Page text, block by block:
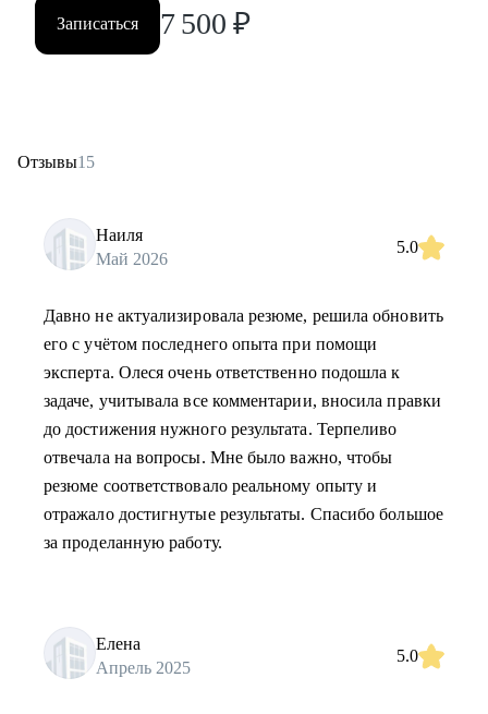
Записаться 7 500 ₽
Отзывы15
Наиля
Май 2026
5.0
Давно не актуализировала резюме, решила обновить
его с учётом последнего опыта при помощи
эксперта. Олеся очень ответственно подошла к
задаче, учитывала все комментарии, вносила правки
до достижения нужного результата. Терпеливо
отвечала на вопросы. Мне было важно, чтобы
резюме соответствовало реальному опыту и
отражало достигнутые результаты. Спасибо большое
за проделанную работу.
Елена
Апрель 2025
5.0